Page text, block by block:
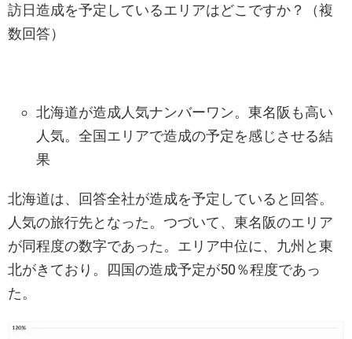
訪日造成を予定しているエリアはどこですか？（複
数回答）
北海道が造成人気ナンバーワン。東名阪も高い
人気。全国エリアで造成の予定を感じさせる結
果
北海道は、回答全社が造成を予定していると回答。
人気の旅行先となった。つづいて、東名阪のエリア
が同程度の数字であった。エリア中位に、九州と東
北がきており。四国の造成予定が50％程度であっ
た。